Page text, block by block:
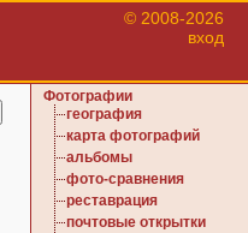
© 2008-2026
вход
Фотографии
география
карта фотографий
альбомы
фото-сравнения
реставрация
почтовые открытки